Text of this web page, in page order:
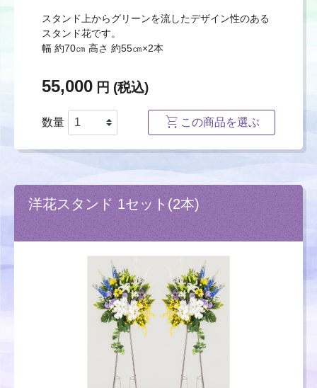
スタンド上からグリーンを流したデザイン性のある
スタンド花です。
幅 約70㎝ 高さ 約55㎝×2本
55,000 円 (税込)
数量 この商品を選ぶ
洋花スタンド 1セット(2本)